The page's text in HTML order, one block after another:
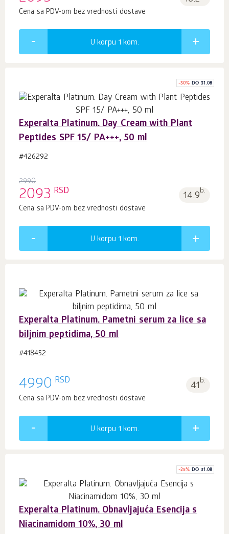
Cena sa PDV-om bez vrednosti dostave
U korpu 1 kom.
-30% DO 31.08
Experalta Platinum. Day Cream with Plant
Peptides SPF 15/ PA+++, 50 ml
#426292
2990
2093 RSD 14.9b.
Cena sa PDV-om bez vrednosti dostave
U korpu 1 kom.
Experalta Platinum. Pametni serum za lice sa
biljnim peptidima, 50 ml
#418452
4990 RSD 41b.
Cena sa PDV-om bez vrednosti dostave
U korpu 1 kom.
-25% DO 31.08
Experalta Platinum. Obnavljajuća Esencija s
Niacinamidom 10%, 30 ml